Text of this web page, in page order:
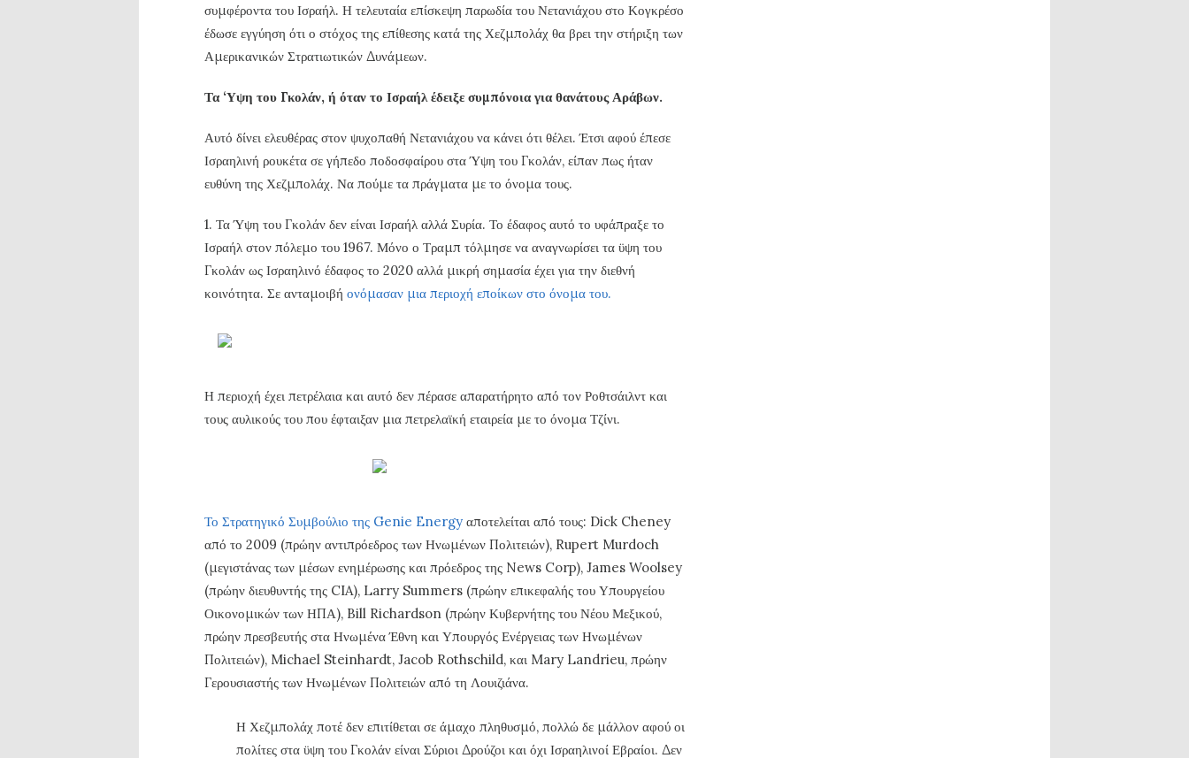
συμφέροντα του Ισραήλ. Η τελευταία επίσκεψη παρωδία του Νετανιάχου στο Κογκρέσο
έδωσε εγγύηση ότι ο στόχος της επίθεσης κατά της Χεζμπολάχ θα βρει την στήριξη των
Αμερικανικών Στρατιωτικών Δυνάμεων.
Τα ‘Υψη του Γκολάν, ή όταν το Ισραήλ έδειξε συμπόνοια για θανάτους Αράβων.
Αυτό δίνει ελευθέρας στον ψυχοπαθή Νετανιάχου να κάνει ότι θέλει. Έτσι αφού έπεσε
Ισραηλινή ρουκέτα σε γήπεδο ποδοσφαίρου στα Ύψη του Γκολάν, είπαν πως ήταν
ευθύνη της Χεζμπολάχ. Να πούμε τα πράγματα με το όνομα τους.
1. Τα Ύψη του Γκολάν δεν είναι Ισραήλ αλλά Συρία. Το έδαφος αυτό το υφάπραξε το
Ισραήλ στον πόλεμο του 1967. Μόνο ο Τραμπ τόλμησε να αναγνωρίσει τα ϋψη του
Γκολάν ως Ισραηλινό έδαφος το 2020 αλλά μικρή σημασία έχει για την διεθνή
κοινότητα. Σε ανταμοιβή ονόμασαν μια περιοχή εποίκων στο όνομα του.
Η περιοχή έχει πετρέλαια και αυτό δεν πέρασε απαρατήρητο από τον Ροθτσάιλντ και
τους αυλικούς του που έφταιξαν μια πετρελαϊκή εταιρεία με το όνομα Τζίνι.
Το Στρατηγικό Συμβούλιο της Genie Energy αποτελείται από τους: Dick Cheney
από το 2009 (πρώην αντιπρόεδρος των Ηνωμένων Πολιτειών), Rupert Murdoch
(μεγιστάνας των μέσων ενημέρωσης και πρόεδρος της News Corp), James Woolsey
(πρώην διευθυντής της CIA), Larry Summers (πρώην επικεφαλής του Υπουργείου
Οικονομικών των ΗΠΑ), Bill Richardson (πρώην Κυβερνήτης του Νέου Μεξικού,
πρώην πρεσβευτής στα Ηνωμένα Έθνη και Υπουργός Ενέργειας των Ηνωμένων
Πολιτειών), Michael Steinhardt, Jacob Rothschild, και Mary Landrieu, πρώην
Γερουσιαστής των Ηνωμένων Πολιτειών από τη Λουιζιάνα.
Η Χεζμπολάχ ποτέ δεν επιτίθεται σε άμαχο πληθυσμό, πολλώ δε μάλλον αφού οι
πολίτες στα ϋψη του Γκολάν είναι Σύριοι Δρούζοι και όχι Ισραηλινοί Εβραίοι. Δεν